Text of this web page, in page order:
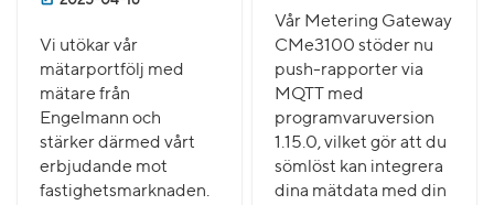
Vi utökar vår
mätarportfölj med
mätare från
Engelmann och
stärker därmed vårt
erbjudande mot
fastighetsmarknaden.
Vår Metering Gateway
CMe3100 stöder nu
push-rapporter via
MQTT med
programvaruversion
1.15.0, vilket gör att du
sömlöst kan integrera
dina mätdata med din